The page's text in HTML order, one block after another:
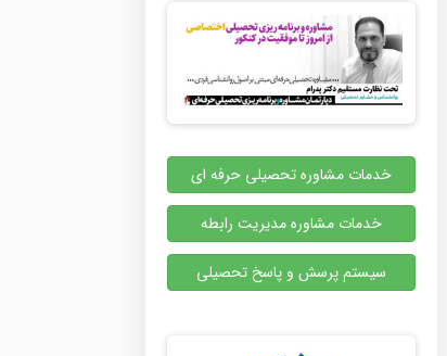
خدمات مشاوره تحصیلی حرفه ای
خدمات مشاوره مدیریت رابطه
سیستم پرسش و پاسخ تحصیلی